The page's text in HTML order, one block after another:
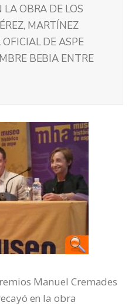
LA OBRA DE LOS
MARTÍNEZ
DE ASPE
BEBIA ENTRE
Manuel Cremades
en la obra